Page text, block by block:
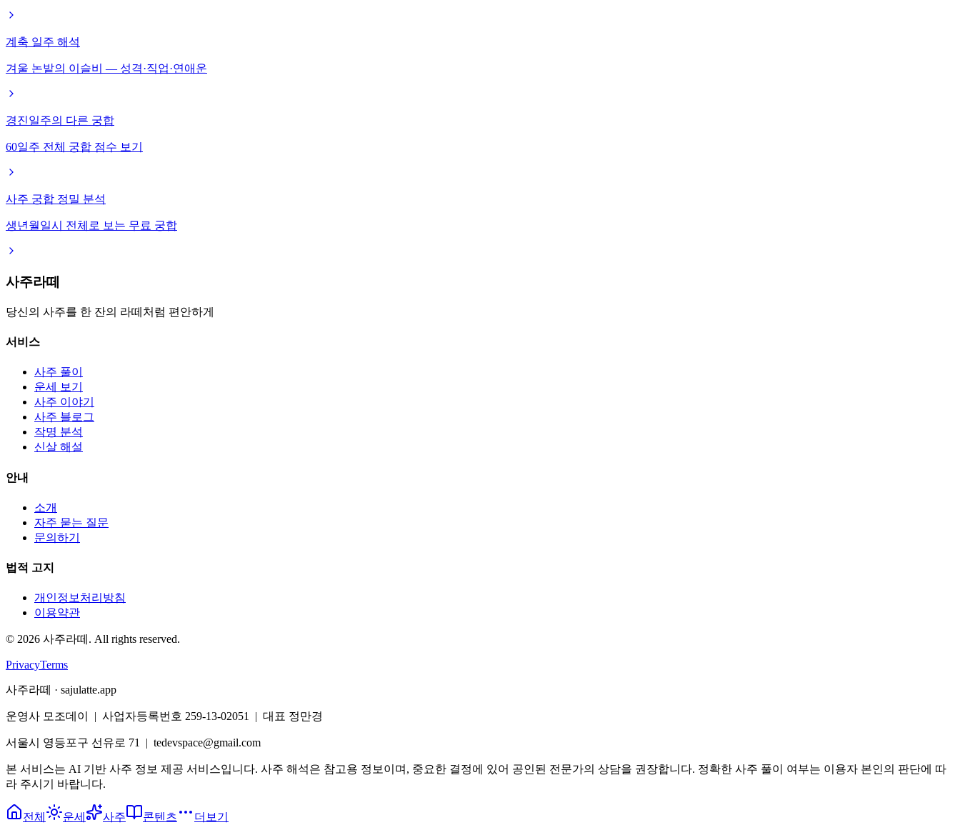
계축 일주 해석
겨울 논밭의 이슬비 — 성격·직업·연애운
경진일주의 다른 궁합
60일주 전체 궁합 점수 보기
사주 궁합 정밀 분석
생년월일시 전체로 보는 무료 궁합
사주라떼
당신의 사주를 한 잔의 라떼처럼 편안하게
서비스
사주 풀이
운세 보기
사주 이야기
사주 블로그
작명 분석
신살 해설
안내
소개
자주 묻는 질문
문의하기
법적 고지
개인정보처리방침
이용약관
© 2026 사주라떼. All rights reserved.
PrivacyTerms
사주라떼 · sajulatte.app
운영사 모조데이 | 사업자등록번호 259-13-02051 | 대표 정만경
서울시 영등포구 선유로 71 | tedevspace@gmail.com
본 서비스는 AI 기반 사주 정보 제공 서비스입니다. 사주 해석은 참고용 정보이며, 중요한 결정에 있어 공인된 전문가의 상담을 권장합니다. 정확한 사주 풀이 여부는 이용자 본인의 판단에 따
라 주시기 바랍니다.
전체 운세 사주 콘텐츠 더보기